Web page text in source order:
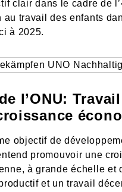
clair dans le cadre de
au travail des enfants
à 2025.
l’ONU: Travail
objectif de
promouvoir une
à grande échelle et
et un travail